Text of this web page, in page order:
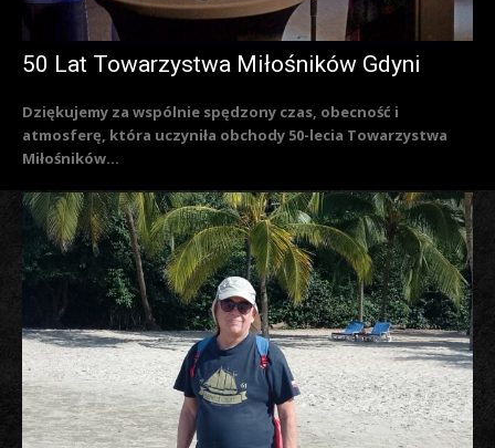
50 Lat Towarzystwa Miłośników Gdyni
Dziękujemy za wspólnie spędzony czas, obecność i
atmosferę, która uczyniła obchody 50-lecia Towarzystwa
Miłośników...